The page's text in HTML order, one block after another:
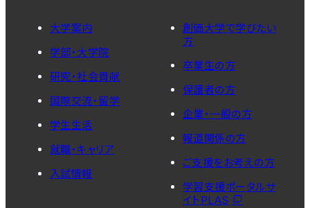
大学案内
学部・大学院
研究・社会貢献
国際交流・留学
学生生活
就職・キャリア
入試情報
創価大学で学びたい
方
卒業生の方
保護者の方
企業・一般の方
報道関係の方
ご支援をお考えの方
学習支援ポータルサ
イトPLAS